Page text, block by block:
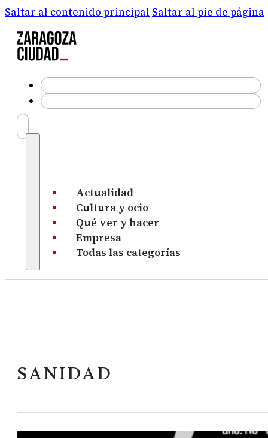
Saltar al contenido principal Saltar al pie de página
Actualidad
Cultura y ocio
Qué ver y hacer
Empresa
Todas las categorías
SANIDAD